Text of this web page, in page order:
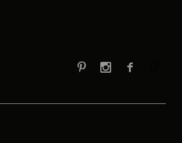

 